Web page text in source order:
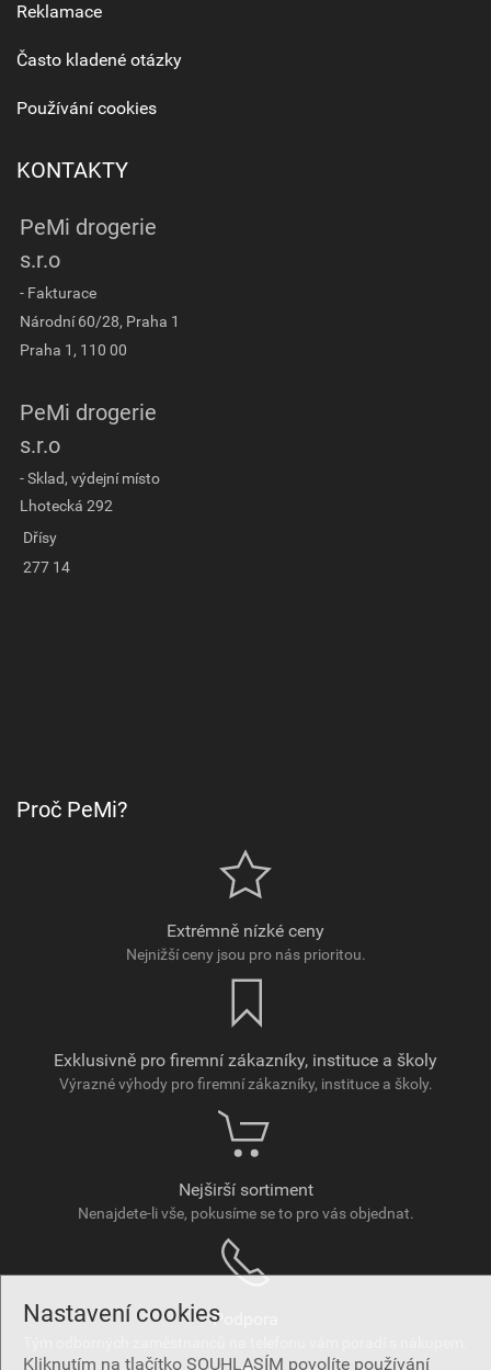
Nastavení cookies
Kliknutím na tlačítko SOUHLASÍM povolíte používání
Reklamace
Často kladené otázky
Používání cookies
KONTAKTY
PeMi drogerie
s.r.o
- Fakturace
Národní 60/28, Praha 1
Praha 1, 110 00
PeMi drogerie
s.r.o
- Sklad, výdejní místo
Lhotecká 292
Dřísy
277 14
Proč PeMi?
Extrémně nízké ceny
Nejnižší ceny jsou pro nás prioritou.
Exklusivně pro firemní zákazníky, instituce a školy
Výrazné výhody pro firemní zákazníky, instituce a školy.
Nejširší sortiment
Nenajdete-li vše, pokusíme se to pro vás objednat.
Podpora